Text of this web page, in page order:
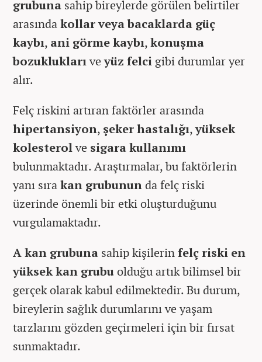
grubuna sahip bireylerde görülen belirtiler
arasındakollar veya bacaklarda güç
kaybı, ani görme kaybı,konuşma
bozukluklarıveyüz felci gibi durumlar yer
alır.
Felç riskini artıran faktörler arasında
hipertansiyon, şeker hastalığı,yüksek
kolesterolve sigara kullanımı
bulunmaktadır. Araştırmalar, bu faktörlerin
yanı sırakan grubununda felç riski
üzerinde önemli bir etki oluşturduğunu
vurgulamaktadır.
A kan grubuna sahip kişilerinfelç riski en
yüksek kan grubuolduğu artık bilimsel bir
gerçek olarak kabul edilmektedir. Bu durum,
bireylerin sağlık durumlarını ve yaşam
tarzlarını gözden geçirmeleri için bir fırsat
sunmaktadır.